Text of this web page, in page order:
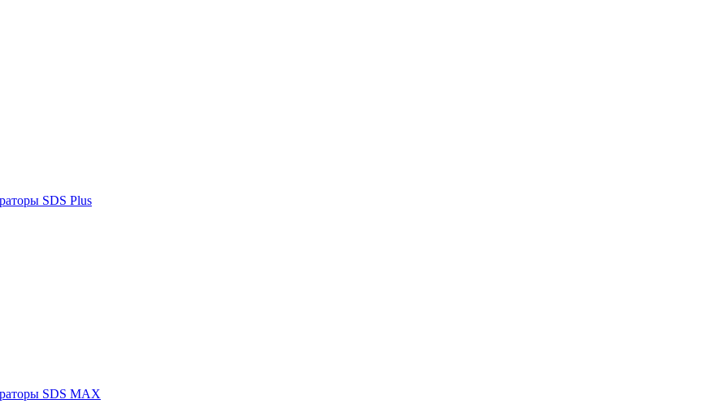
SDS Plus
SDS MAX